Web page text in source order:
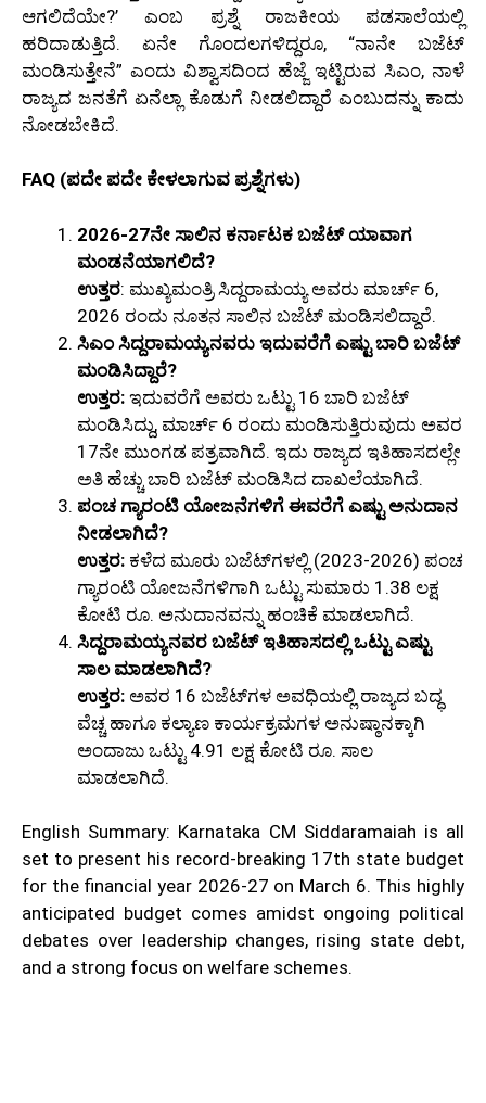
ಆಗಲಿದೆಯೇ?’ ಎಂಬ ಪ್ರಶ್ನೆ ರಾಜಕೀಯ ಪಡಸಾಲೆಯಲ್ಲಿ
ಹರಿದಾಡುತ್ತಿದೆ. ಏನೇ ಗೊಂದಲಗಳಿದ್ದರೂ, “ನಾನೇ ಬಜೆಟ್
ಮಂಡಿಸುತ್ತೇನೆ” ಎಂದು ವಿಶ್ವಾಸದಿಂದ ಹೆಜ್ಜೆ ಇಟ್ಟಿರುವ ಸಿಎಂ, ನಾಳೆ
ರಾಜ್ಯದ ಜನತೆಗೆ ಏನೆಲ್ಲಾ ಕೊಡುಗೆ ನೀಡಲಿದ್ದಾರೆ ಎಂಬುದನ್ನು ಕಾದು
ನೋಡಬೇಕಿದೆ.
FAQ (ಪದೇ ಪದೇ ಕೇಳಲಾಗುವ ಪ್ರಶ್ನೆಗಳು)
2026-27ನೇ ಸಾಲಿನ ಕರ್ನಾಟಕ ಬಜೆಟ್ ಯಾವಾಗ
ಮಂಡನೆಯಾಗಲಿದೆ?
ಉತ್ತರ: ಮುಖ್ಯಮಂತ್ರಿ ಸಿದ್ದರಾಮಯ್ಯ ಅವರು ಮಾರ್ಚ್ 6,
2026 ರಂದು ನೂತನ ಸಾಲಿನ ಬಜೆಟ್ ಮಂಡಿಸಲಿದ್ದಾರೆ.
ಸಿಎಂ ಸಿದ್ದರಾಮಯ್ಯನವರು ಇದುವರೆಗೆ ಎಷ್ಟು ಬಾರಿ ಬಜೆಟ್
ಮಂಡಿಸಿದ್ದಾರೆ?
ಉತ್ತರ: ಇದುವರೆಗೆ ಅವರು ಒಟ್ಟು 16 ಬಾರಿ ಬಜೆಟ್
ಮಂಡಿಸಿದ್ದು, ಮಾರ್ಚ್ 6 ರಂದು ಮಂಡಿಸುತ್ತಿರುವುದು ಅವರ
17ನೇ ಮುಂಗಡ ಪತ್ರವಾಗಿದೆ. ಇದು ರಾಜ್ಯದ ಇತಿಹಾಸದಲ್ಲೇ
ಅತಿ ಹೆಚ್ಚು ಬಾರಿ ಬಜೆಟ್ ಮಂಡಿಸಿದ ದಾಖಲೆಯಾಗಿದೆ.
ಪಂಚ ಗ್ಯಾರಂಟಿ ಯೋಜನೆಗಳಿಗೆ ಈವರೆಗೆ ಎಷ್ಟು ಅನುದಾನ
ನೀಡಲಾಗಿದೆ?
ಉತ್ತರ: ಕಳೆದ ಮೂರು ಬಜೆಟ್‌ಗಳಲ್ಲಿ (2023-2026) ಪಂಚ
ಗ್ಯಾರಂಟಿ ಯೋಜನೆಗಳಿಗಾಗಿ ಒಟ್ಟು ಸುಮಾರು 1.38 ಲಕ್ಷ
ಕೋಟಿ ರೂ. ಅನುದಾನವನ್ನು ಹಂಚಿಕೆ ಮಾಡಲಾಗಿದೆ.
ಸಿದ್ದರಾಮಯ್ಯನವರ ಬಜೆಟ್ ಇತಿಹಾಸದಲ್ಲಿ ಒಟ್ಟು ಎಷ್ಟು
ಸಾಲ ಮಾಡಲಾಗಿದೆ?
ಉತ್ತರ: ಅವರ 16 ಬಜೆಟ್‌ಗಳ ಅವಧಿಯಲ್ಲಿ ರಾಜ್ಯದ ಬದ್ಧ
ವೆಚ್ಚ ಹಾಗೂ ಕಲ್ಯಾಣ ಕಾರ್ಯಕ್ರಮಗಳ ಅನುಷ್ಠಾನಕ್ಕಾಗಿ
ಅಂದಾಜು ಒಟ್ಟು 4.91 ಲಕ್ಷ ಕೋಟಿ ರೂ. ಸಾಲ
ಮಾಡಲಾಗಿದೆ.
English Summary: Karnataka CM Siddaramaiah is all
set to present his record-breaking 17th state budget
for the financial year 2026-27 on March 6. This highly
anticipated budget comes amidst ongoing political
debates over leadership changes, rising state debt,
and a strong focus on welfare schemes.